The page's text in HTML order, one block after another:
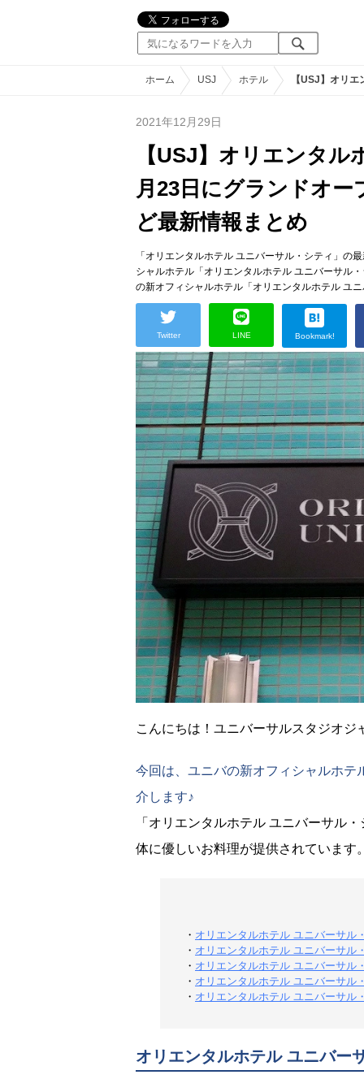
ホーム USJ ホテル 【USJ】オリ
2021年12月29日
【USJ】オリエンタ
月23日にグランドオー
ど最新情報まとめ
「オリエンタルホテル ユニバーサル・シティ」の
シャルホテル「オリエンタルホテル ユニバーサル
の新オフィシャルホテル「オリエンタルホテル ユ
Twitter LINE Bookmark!
こんにちは！ユニバーサルスタジオジ
今回は、ユニバの新オフィシャルホ
介します♪
「オリエンタルホテル ユニバーサル
体に優しいお料理が提供されています
・ オリエンタルホテル ユニバーサル
・ オリエンタルホテル ユニバーサル
・ オリエンタルホテル ユニバーサル
・ オリエンタルホテル ユニバーサル
・ オリエンタルホテル ユニバーサル
オリエンタルホテル ユニバー